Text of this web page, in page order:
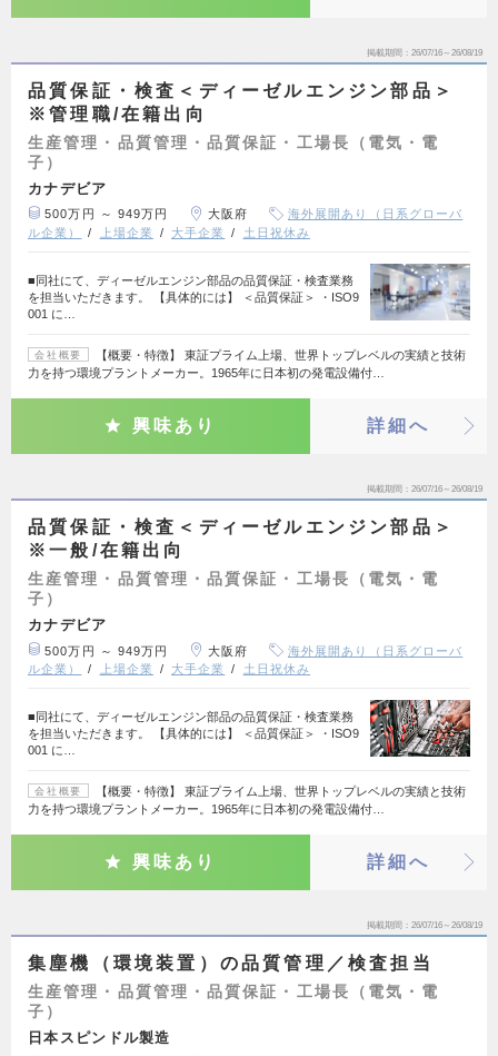
掲載期間 26/07/16～26/08/19
品質保証・検査＜ディーゼルエンジン部品＞
※管理職/在籍出向
生産管理・品質管理・品質保証・工場長（電気・電
子）
カナデビア
500万円 ～ 949万円 大阪府
海外展開あり（日系グローバ
ル企業）
上場企業 大手企業 土日祝休み
■同社にて、ディーゼルエンジン部品の品質保証・検査業務
を担当いただきます。 【具体的には】 ＜品質保証＞ ・ISO9
001 に…
会社概要
【概要・特徴】 東証プライム上場、世界トップレベルの実績と技術
力を持つ環境プラントメーカー。1965年に日本初の発電設備付…
興味あり 詳細へ
掲載期間 26/07/16～26/08/19
品質保証・検査＜ディーゼルエンジン部品＞
※一般/在籍出向
生産管理・品質管理・品質保証・工場長（電気・電
子）
カナデビア
500万円 ～ 949万円 大阪府
海外展開あり（日系グローバ
ル企業）
上場企業 大手企業 土日祝休み
■同社にて、ディーゼルエンジン部品の品質保証・検査業務
を担当いただきます。 【具体的には】 ＜品質保証＞ ・ISO9
001 に…
会社概要
【概要・特徴】 東証プライム上場、世界トップレベルの実績と技術
力を持つ環境プラントメーカー。1965年に日本初の発電設備付…
興味あり 詳細へ
掲載期間 26/07/16～26/08/19
集塵機（環境装置）の品質管理／検査担当
生産管理・品質管理・品質保証・工場長（電気・電
子）
日本スピンドル製造